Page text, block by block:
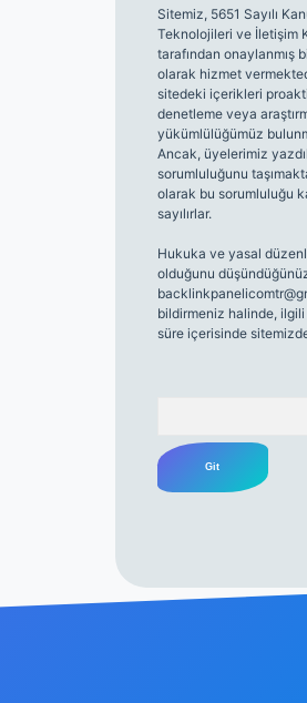
Sitemiz, 5651 Sayılı
Teknolojileri ve İletişim
tarafından onaylanmış
olarak hizmet
sitedeki içerikleri
denetleme veya
yükümlülüğümüz
Ancak, üyelerimiz
sorumluluğunu
olarak bu sorumluluğu
sayılırlar.
Hukuka ve yasal
olduğunu
bildirmeniz halinde,
süre içerisinde